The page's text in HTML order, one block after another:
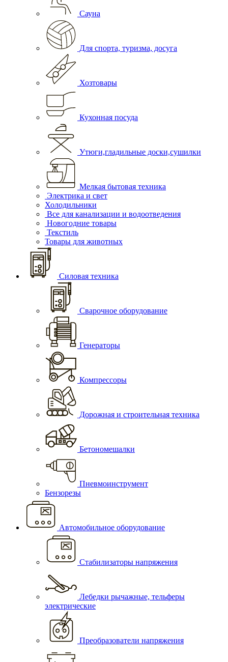
Сауна
Для спорта, туризма, досуга
Хозтовары
Кухонная посуда
Утюги,гладильные доски,сушилки
Мелкая бытовая техника
Электрика и свет
Холодильники
Все для канализации и водоотведения
Новогодние товары
Текстиль
Товары для животных
Силовая техника
Сварочное оборудование
Генераторы
Компрессоры
Дорожная и строительная техника
Бетономешалки
Пневмоинструмент
Бензорезы
Автомобильное оборудование
Стабилизаторы напряжения
Лебедки рычажные, тельферы
электрические
Преобразователи напряжения